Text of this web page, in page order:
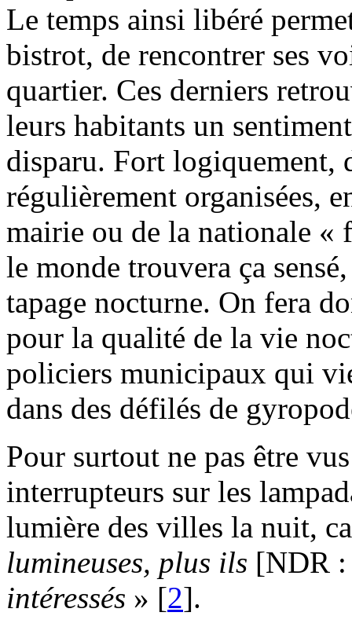
Le temps ainsi libéré
bistrot, de rencontrer ses
quartier. Ces derniers
leurs habitants un
disparu. Fort logiquement,
régulièrement organisées,
mairie ou de la nationale «
le monde trouvera ça
tapage nocturne. On fera
pour la qualité de la vie
policiers municipaux qui
dans des défilés de
Pour surtout ne pas être
interrupteurs sur les
lumière des villes la nuit,
lumineuses, plus ils [NDR :
intéressés » [2].